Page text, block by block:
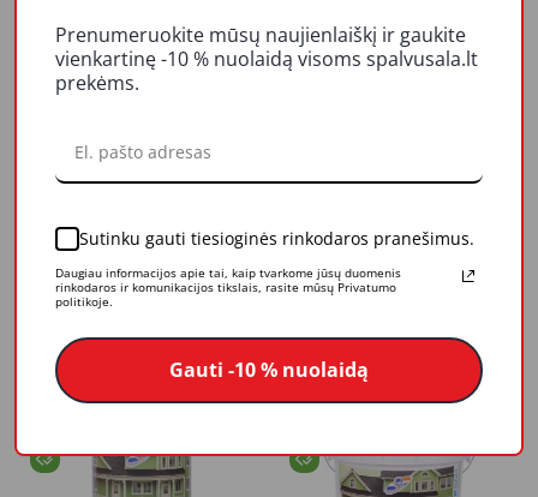
Dažai Rilak AKVATOP,
rudi tamsiai, 3.6 l
25,46 €
Į krepšelį
Dažai Rilak AKVATOP,
rudi tamsiai, 9 l
Į krepšelį
Prenumeruokite mūsų naujienlaiškį ir gaukite
vienkartinę -10 % nuolaidą visoms spalvusala.lt
prekėms.
Sutinku gauti tiesioginės rinkodaros pranešimus.
Daugiau informacijos apie tai, kaip tvarkome jūsų duomenis
rinkodaros ir komunikacijos tikslais, rasite mūsų Privatumo
politikoje.
Gauti -10 % nuolaidą